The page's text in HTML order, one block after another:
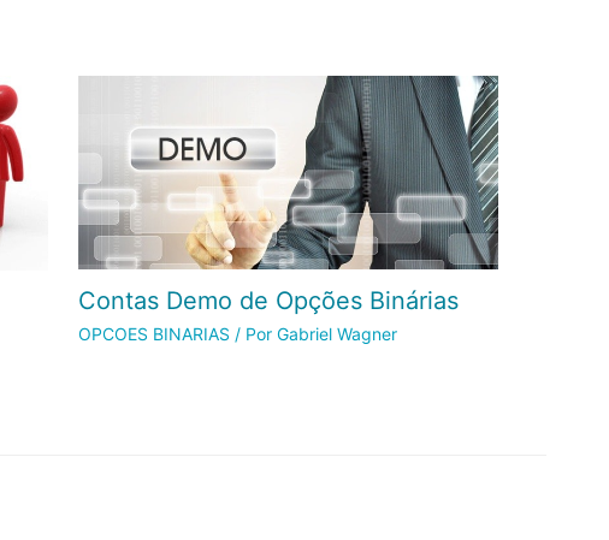
Contas Demo de Opções Binárias
OPCOES BINARIAS / Por Gabriel Wagner